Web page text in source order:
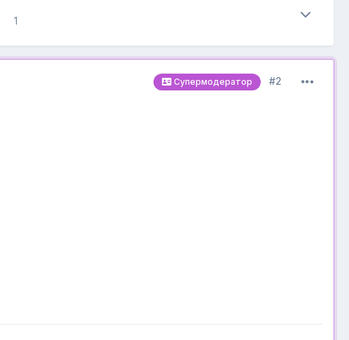
1
Супермодератор #2